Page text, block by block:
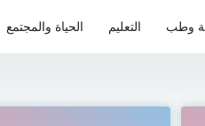
وطب التعليم الحياة والمجتمع